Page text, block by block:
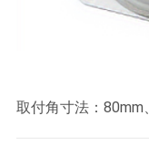
取付角寸法：